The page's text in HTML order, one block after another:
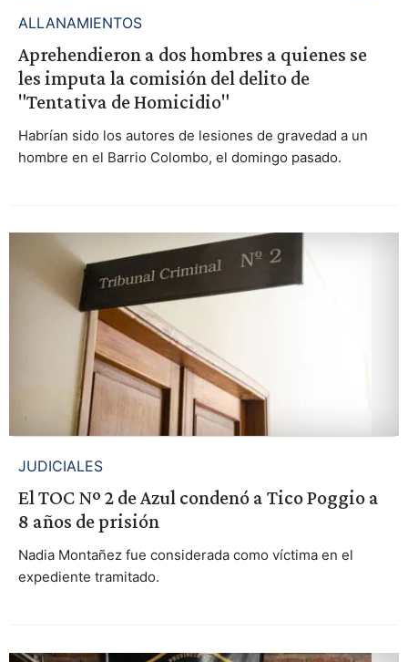
ALLANAMIENTOS
Aprehendieron a dos hombres a quienes se
les imputa la comisión del delito de
"Tentativa de Homicidio"
Habrían sido los autores de lesiones de gravedad a un
hombre en el Barrio Colombo, el domingo pasado.
JUDICIALES
El TOC Nº 2 de Azul condenó a Tico Poggio a
8 años de prisión
Nadia Montañez fue considerada como víctima en el
expediente tramitado.